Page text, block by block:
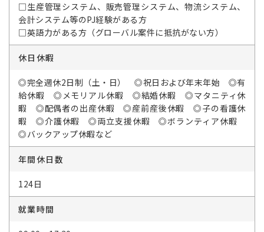
□生産管理システム、販売管理システム、物流システム、
会計システム等のPJ経験がある方
□英語力がある方（グローバル案件に抵抗がない方）
休日休暇
◎完全週休2日制（土・日） ◎祝日および年末年始 ◎有
給休暇 ◎メモリアル休暇 ◎結婚休暇 ◎マタニティ休
暇 ◎配偶者の出産休暇 ◎産前産後休暇 ◎子の看護休
暇 ◎介護休暇 ◎両立支援休暇 ◎ボランティア休暇
◎バックアップ休暇など
年間休日数
124日
就業時間